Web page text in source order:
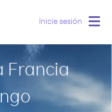
Inicie sesión
Francia